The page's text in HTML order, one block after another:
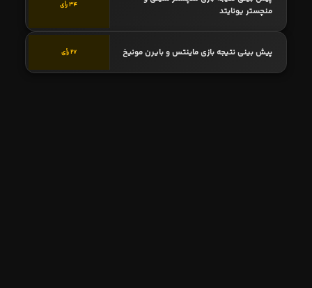
منچستر یونایتد
34 رأی
پیش بینی نتیجه بازی ماینتس و بایرن مونیخ 27 رأی